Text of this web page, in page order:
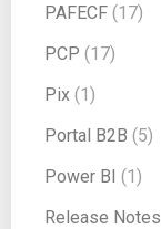
PAFECF (17)
PCP (17)
Pix (1)
Portal B2B (5)
Power BI (1)
Release Notes